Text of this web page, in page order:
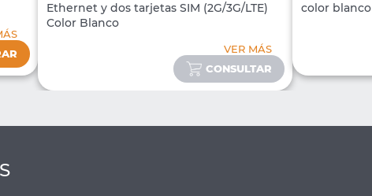
Ethernet y dos tarjetas SIM (2G/3G/LTE)
Color Blanco
VER MÁS
CONSULTAR
color blanco